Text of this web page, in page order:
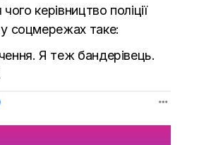
чого керівництво поліції
соцмережах таке:
Я теж бандерівець.